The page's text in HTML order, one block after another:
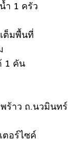
ำ 1 ครัว
ต็มพื้นที่
1 คัน
ร้าว ถ.นวมินทร์
ตอร์ไซค์